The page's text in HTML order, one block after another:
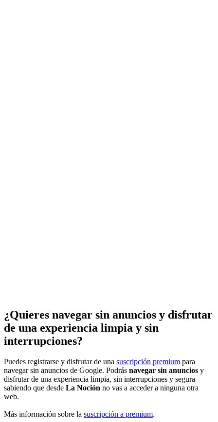
¿Quieres navegar sin anuncios y disfrutar
de una experiencia limpia y sin
interrupciones?
Puedes registrarse y disfrutar de una suscripción premium para
navegar sin anuncios de Google. Podrás navegar sin anuncios y
disfrutar de una experiencia limpia, sin interrupciones y segura
sabiendo que desde La Noción no vas a acceder a ninguna otra
web.
Más información sobre la suscripción a premium.